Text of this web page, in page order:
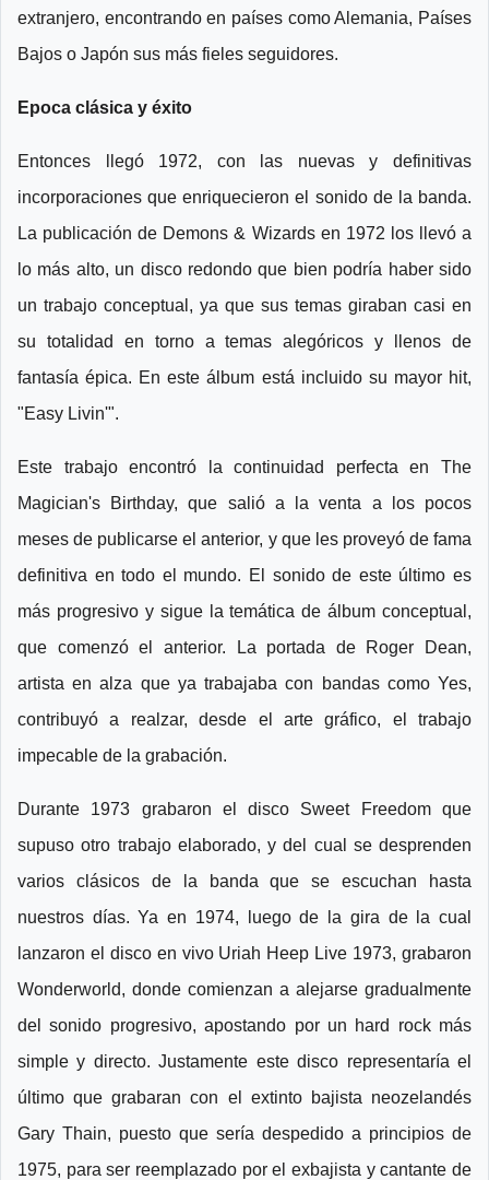
extranjero, encontrando en países como Alemania, Países
Bajos o Japón sus más fieles seguidores.
Epoca clásica y éxito
Entonces llegó 1972, con las nuevas y definitivas
incorporaciones que enriquecieron el sonido de la banda.
La publicación de Demons & Wizards en 1972 los llevó a
lo más alto, un disco redondo que bien podría haber sido
un trabajo conceptual, ya que sus temas giraban casi en
su totalidad en torno a temas alegóricos y llenos de
fantasía épica. En este álbum está incluido su mayor hit,
"Easy Livin'".
Este trabajo encontró la continuidad perfecta en The
Magician's Birthday, que salió a la venta a los pocos
meses de publicarse el anterior, y que les proveyó de fama
definitiva en todo el mundo. El sonido de este último es
más progresivo y sigue la temática de álbum conceptual,
que comenzó el anterior. La portada de Roger Dean,
artista en alza que ya trabajaba con bandas como Yes,
contribuyó a realzar, desde el arte gráfico, el trabajo
impecable de la grabación.
Durante 1973 grabaron el disco Sweet Freedom que
supuso otro trabajo elaborado, y del cual se desprenden
varios clásicos de la banda que se escuchan hasta
nuestros días. Ya en 1974, luego de la gira de la cual
lanzaron el disco en vivo Uriah Heep Live 1973, grabaron
Wonderworld, donde comienzan a alejarse gradualmente
del sonido progresivo, apostando por un hard rock más
simple y directo. Justamente este disco representaría el
último que grabaran con el extinto bajista neozelandés
Gary Thain, puesto que sería despedido a principios de
1975, para ser reemplazado por el exbajista y cantante de